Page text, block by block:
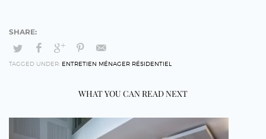
TAGGED UNDER: ENTRETIEN MÉNAGER RÉSIDENTIEL
WHAT YOU CAN READ NEXT